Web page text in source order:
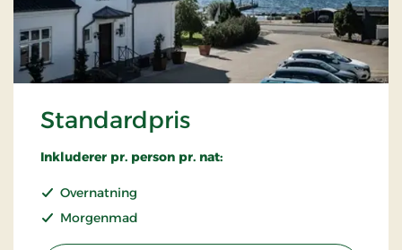
Standardpris
Inkluderer pr. person pr. nat:
Overnatning
Morgenmad